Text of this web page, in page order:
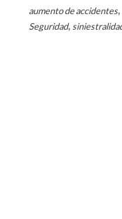
aumento de accidentes,
Seguridad,